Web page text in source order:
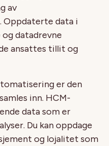
av
Oppdaterte data i
datadrevne
ansattes tillit og
er den
inn. HCM-
data som er
Du kan oppdage
og lojalitet som